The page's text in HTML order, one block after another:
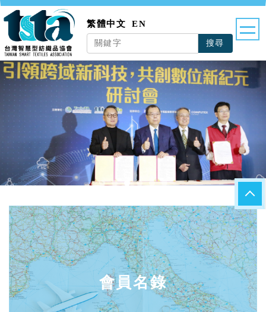
繁體中文 EN
搜尋
會員名錄